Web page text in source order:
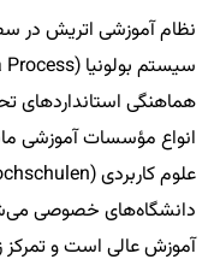
نظام آموزشی اتریش در
هماهنگی استانداردهای
انواع مؤسسات آموزشی
آموزش عالی است و تمرکز